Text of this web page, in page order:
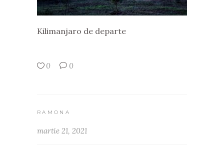
Kilimanjaro de departe
0 0
RAMONA
martie 21, 2021